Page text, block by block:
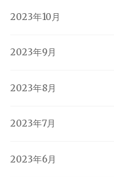
2023年10月
2023年9月
2023年8月
2023年7月
2023年6月